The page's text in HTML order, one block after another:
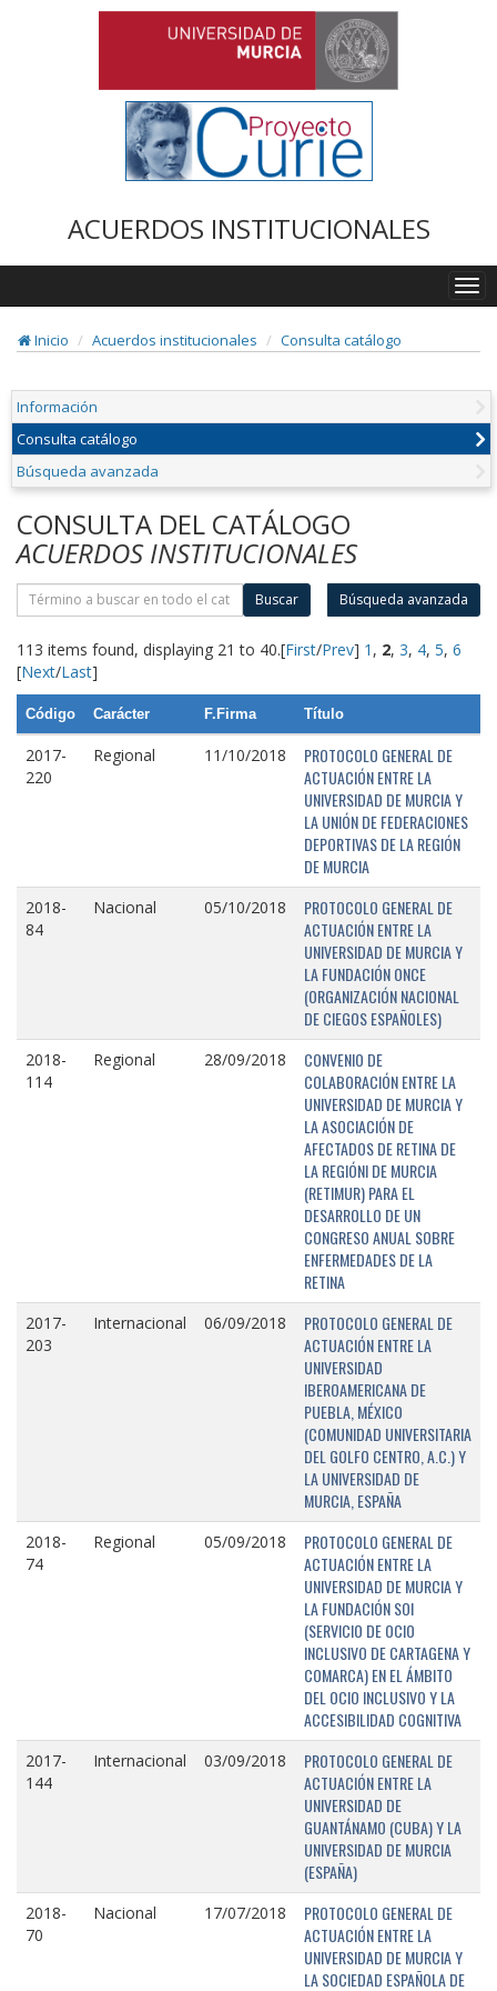
ACUERDOS INSTITUCIONALES
Inicio
Acuerdos institucionales Consulta catálogo
Información
Consulta catálogo
Búsqueda avanzada
CONSULTA DEL CATÁLOGO
ACUERDOS INSTITUCIONALES
Buscar Búsqueda avanzada
113 items found, displaying 21 to 40.[First/Prev] 1 , 2, 3, 4, 5, 6
[Next/Last]
Código Carácter F.Firma Título
2017-
220
Regional 11/10/2018
PROTOCOLO GENERAL DE
ACTUACIÓN ENTRE LA
UNIVERSIDAD DE MURCIA Y
LA UNIÓN DE FEDERACIONES
DEPORTIVAS DE LA REGIÓN
DE MURCIA
2018-
84
Nacional 05/10/2018
PROTOCOLO GENERAL DE
ACTUACIÓN ENTRE LA
UNIVERSIDAD DE MURCIA Y
LA FUNDACIÓN ONCE
(ORGANIZACIÓN NACIONAL
DE CIEGOS ESPAÑOLES)
2018-
114
Regional 28/09/2018
CONVENIO DE
COLABORACIÓN ENTRE LA
UNIVERSIDAD DE MURCIA Y
LA ASOCIACIÓN DE
AFECTADOS DE RETINA DE
LA REGIÓNI DE MURCIA
(RETIMUR) PARA EL
DESARROLLO DE UN
CONGRESO ANUAL SOBRE
ENFERMEDADES DE LA
RETINA
2017-
203
Internacional 06/09/2018
PROTOCOLO GENERAL DE
ACTUACIÓN ENTRE LA
UNIVERSIDAD
IBEROAMERICANA DE
PUEBLA, MÉXICO
(COMUNIDAD UNIVERSITARIA
DEL GOLFO CENTRO, A.C.) Y
LA UNIVERSIDAD DE
MURCIA, ESPAÑA
2018-
74
Regional 05/09/2018
PROTOCOLO GENERAL DE
ACTUACIÓN ENTRE LA
UNIVERSIDAD DE MURCIA Y
LA FUNDACIÓN SOI
(SERVICIO DE OCIO
INCLUSIVO DE CARTAGENA Y
COMARCA) EN EL ÁMBITO
DEL OCIO INCLUSIVO Y LA
ACCESIBILIDAD COGNITIVA
2017-
144
Internacional 03/09/2018
PROTOCOLO GENERAL DE
ACTUACIÓN ENTRE LA
UNIVERSIDAD DE
GUANTÁNAMO (CUBA) Y LA
UNIVERSIDAD DE MURCIA
(ESPAÑA)
2018-
70
Nacional 17/07/2018
PROTOCOLO GENERAL DE
ACTUACIÓN ENTRE LA
UNIVERSIDAD DE MURCIA Y
LA SOCIEDAD ESPAÑOLA DE